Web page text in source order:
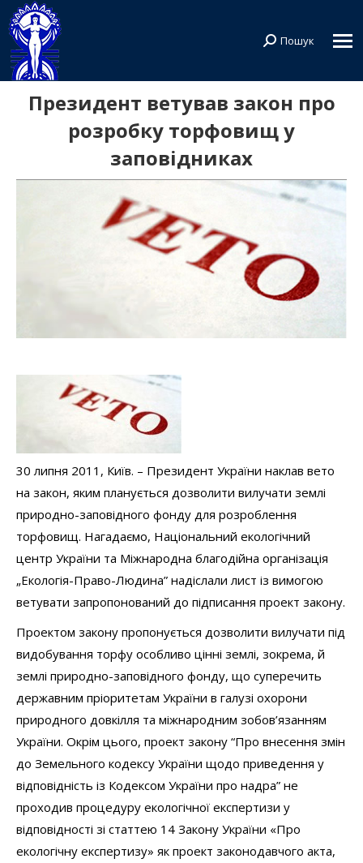
Search:
Пошук
Президент ветував закон про
розробку торфовищ у
заповідниках
30 липня 2011, Київ. – Президент України наклав вето
на закон, яким планується дозволити вилучати землі
природно-заповідного фонду для розроблення
торфовищ. Нагадаємо, Національний екологічний
центр України та Міжнародна благодійна організація
„Екологія-Право-Людина” надіслали лист із вимогою
ветувати запропонований до підписання проект закону.
Проектом закону пропонується дозволити вилучати під
видобування торфу особливо цінні землі, зокрема, й
землі природно-заповідного фонду, що суперечить
державним пріоритетам України в галузі охорони
природного довкілля та міжнародним зобов’язанням
України. Окрім цього, проект закону “Про внесення змін
до Земельного кодексу України щодо приведення у
відповідність із Кодексом України про надра” не
проходив процедуру екологічної експертизи у
відповідності зі статтею 14 Закону України «Про
екологічну експертизу» як проект законодавчого акта,